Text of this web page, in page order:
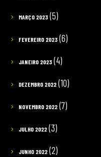
MARÇO 2023(5)
FEVEREIRO 2023(6)
JANEIRO 2023(4)
DEZEMBRO 2022(10)
NOVEMBRO 2022(7)
JULHO 2022(3)
JUNHO 2022(2)